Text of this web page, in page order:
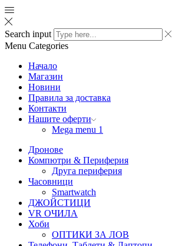
Search input
Menu Categories
Начало
Магазин
Новини
Правила за доставка
Контакти
Нашите оферти
Mega menu 1
Дронове
Компютри & Периферия
Друга периферия
Часовници
Smartwatch
ДЖОЙСТИЦИ
VR ОЧИЛА
Хоби
ОПТИКИ ЗА ЛОВ